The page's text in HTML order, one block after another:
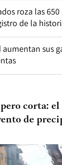
roza las
de la
aumentan sus
corta:
de